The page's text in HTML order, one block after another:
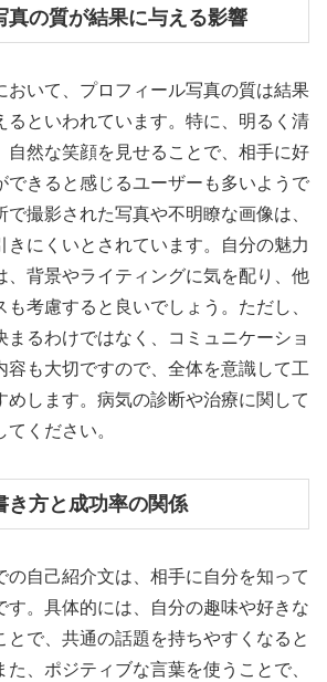
真の質が結果に与える影響
おいて、プロフィール写真の質は結果
るといわれています。特に、明るく清
自然な笑顔を見せることで、相手に好
できると感じるユーザーも多いようで
撮影された写真や不明瞭な画像は、
きにくいとされています。自分の魅力
、背景やライティングに気を配り、他
考慮すると良いでしょう。ただし、
まるわけではなく、コミュニケーショ
容も大切ですので、全体を意識して工
めします。病気の診断や治療に関して
ください。
き方と成功率の関係
の自己紹介文は、相手に自分を知って
す。具体的には、自分の趣味や好きな
とで、共通の話題を持ちやすくなると
、ポジティブな言葉を使うことで、